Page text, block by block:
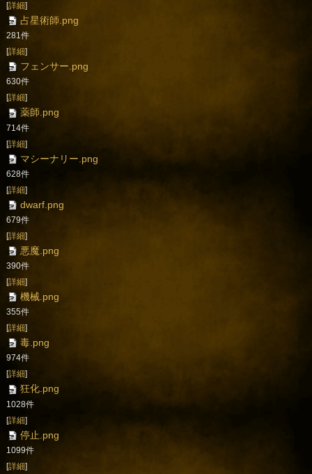
[詳細]
占星術師.png
281件
[詳細]
フェンサー.png
630件
詳細
薬師.png
714件
[詳細]
マシーナリー.png
628件
[詳細]
dwarf.png
679件
[詳細]
悪魔.png
390件
[詳細]
機械.png
355件
[詳細]
毒.png
974件
詳細
狂化.png
1028件
[詳細]
停止.png
1099件
[詳細]